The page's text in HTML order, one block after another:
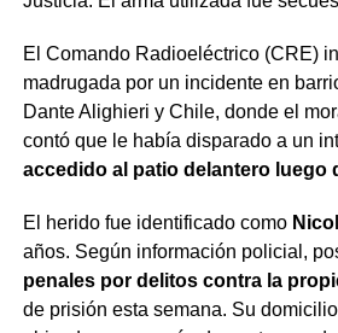
El Comando Radioeléctrico (CRE)
madrugada por un incidente en
Dante Alighieri y Chile, donde el
contó que le había disparado a un
accedido al patio delantero luego
El herido fue identificado como
años. Según información policial,
penales por delitos contra la
de prisión esta semana. Su